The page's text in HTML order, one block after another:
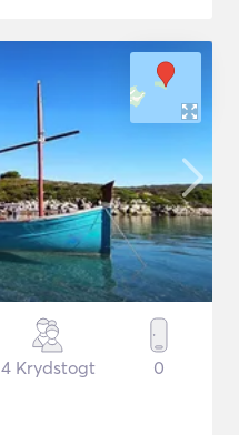
4 Krydstogt 0